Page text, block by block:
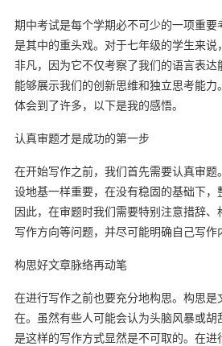
期中考试是每个学期必不可少的一项重
是其中的重头戏。对于七年级的学生来
非凡，因为它不仅考察了我们的语言表
能够展示我们的创新思维和独立思考能
体会到了许多，以下是我的感悟。
认真审题才是成功的第一步
在开始写作之前，我们首先需要认真审
设地基一样重要，在没有稳固的基础下，
因此，在审题时我们需要特别注意措辞
写作方向等问题，并尽可能明确自己写作
构思好文章脉络再动笔
在进行写作之前也要充分地构思。构思
在。虽然有些人可能会认为头脑风暴或
是这样的写作方式显然是不可取的。在